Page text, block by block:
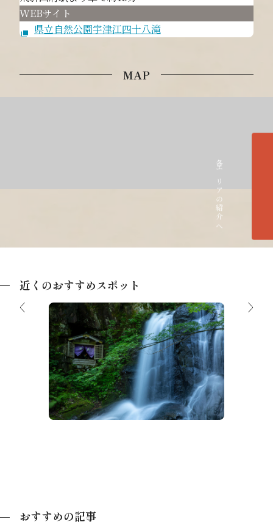
WEBサイト
県立自然公園宇津江四十八滝
MAP
近くのおすすめスポット
宇津江四十八滝県立自然公園
おすすめの記事
各エリアの紹介へ